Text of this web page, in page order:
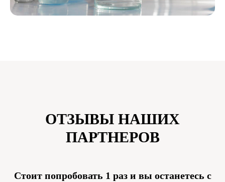
ОТЗЫВЫ НАШИХ
ПАРТНЕРОВ
Стоит попробовать 1 раз и вы останетесь с